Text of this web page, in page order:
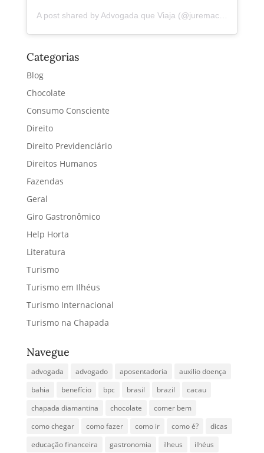
A post shared by Advogada que Viaja (@juremacintra)
Categorias
Blog
Chocolate
Consumo Consciente
Direito
Direito Previdenciário
Direitos Humanos
Fazendas
Geral
Giro Gastronômico
Help Horta
Literatura
Turismo
Turismo em Ilhéus
Turismo Internacional
Turismo na Chapada
Navegue
advogada advogado aposentadoria
auxilio doença
bahia
benefício bpc brasil brazil
cacau
chapada diamantina
chocolate
comer bem
como chegar
como fazer como ir como é?
dicas
educação financeira
gastronomia ilheus ilhéus